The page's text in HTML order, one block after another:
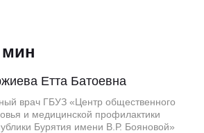
мин
Етта Батоевна
врач ГБУЗ «Центр общественного
и медицинской профилактики
Бурятия имени В.Р. Бояновой»